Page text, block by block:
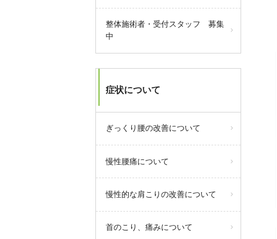
上記日程でお休みをいただきま
す。
8/11(火・祝)は10～17:00までの短
けでなく、ピラティスやパーソナ
整体施術者・受付スタッフ 募集
中
症状について
ぎっくり腰の改善について
慢性腰痛について
慢性的な肩こりの改善について
首のこり、痛みについて